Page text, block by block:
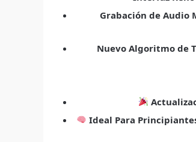
Grabación de Audio
Nuevo Algoritmo de
Ideal Para